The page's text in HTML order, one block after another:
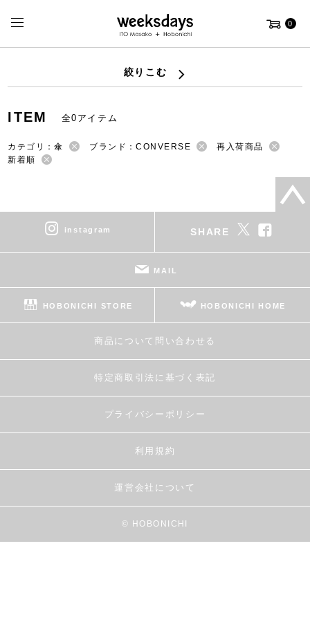
0
絞りこむ
ITEM 全0アイテム
カテゴリ：傘 ブランド：CONVERSE
再入荷商品
新着順
instagram SHARE
MAIL
HOBONICHI STORE HOBONICHI HOME
商品について問い合わせる
特定商取引法に基づく表記
プライバシーポリシー
利用規約
運営会社について
© HOBONICHI